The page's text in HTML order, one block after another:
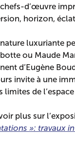
d’œuvre
horizon,
luxuriante
ou Maude
d’Eugène
invite à une
limites de
plus sur
»: travaux